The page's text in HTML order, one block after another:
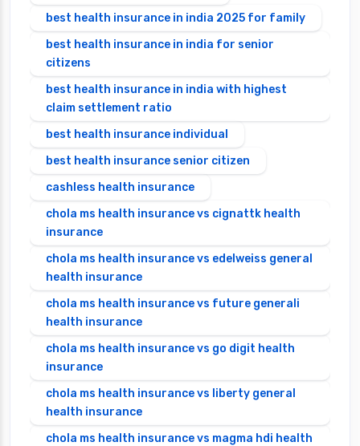
best health insurance in india 2025 for family
best health insurance in india for senior
citizens
best health insurance in india with highest
claim settlement ratio
best health insurance individual
best health insurance senior citizen
cashless health insurance
chola ms health insurance vs cignattk health
insurance
chola ms health insurance vs edelweiss general
health insurance
chola ms health insurance vs future generali
health insurance
chola ms health insurance vs go digit health
insurance
chola ms health insurance vs liberty general
health insurance
chola ms health insurance vs magma hdi health